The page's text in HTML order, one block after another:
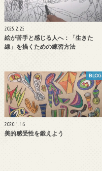
2025.2.25
絵が苦手と感じる人へ：「生きた
線」を描くための練習方法
BLOG
2020.1.16
美的感受性を鍛えよう